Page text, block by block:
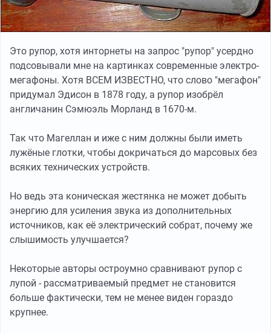
Это рупор, хотя инторнеты на запрос "рупор" усердно
подсовывали мне на картинках современные электро-
мегафоны. Хотя ВСЕМ ИЗВЕСТНО, что слово "мегафон"
придумал Эдисон в 1878 году, а рупор изобрёл
англичанин Сэмюэль Морланд в 1670-м.
Так что Магеллан и иже с ним должны были иметь
лужёные глотки, чтобы докричаться до марсовых без
всяких технических устройств.
Но ведь эта коническая жестянка не может добыть
энергию для усиления звука из дополнительных
источников, как её электрический собрат, почему же
слышимость улучшается?
Некоторые авторы остроумно сравнивают рупор с
лупой - рассматриваемый предмет не становится
больше фактически, тем не менее виден гораздо
крупнее.